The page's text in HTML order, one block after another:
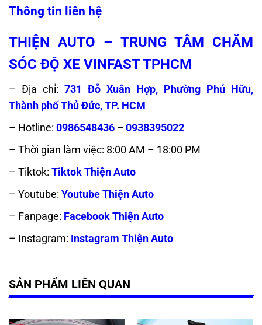
Thông tin liên hệ
THIỆN AUTO – TRUNG TÂM CHĂM
SÓC ĐỘ XE VINFAST TPHCM
– Địa chỉ: 731 Đỗ Xuân Hợp, Phường Phú Hữu,
Thành phố Thủ Đức, TP. HCM
– Hotline: 0986548436 –0938395022
– Thời gian làm việc: 8:00 AM – 18:00 PM
– Tiktok: Tiktok Thiện Auto
– Youtube: Youtube Thiện Auto
– Fanpage: Facebook Thiện Auto
– Instagram: Instagram Thiện Auto
SẢN PHẨM LIÊN QUAN